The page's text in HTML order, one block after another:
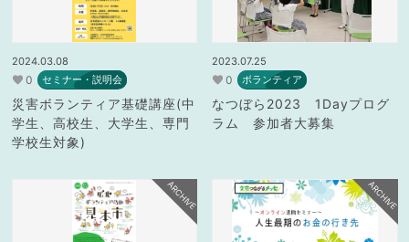
2024.03.08
0 セミナー・説明会
災害ボランティア基礎講座(中
学生、高校生、大学生、専門
学校生対象)
2023.07.25
0 ボランティア
なつぼら2023 1Dayプログ
ラム 参加者大募集
ARCHIVE ARCHIVE